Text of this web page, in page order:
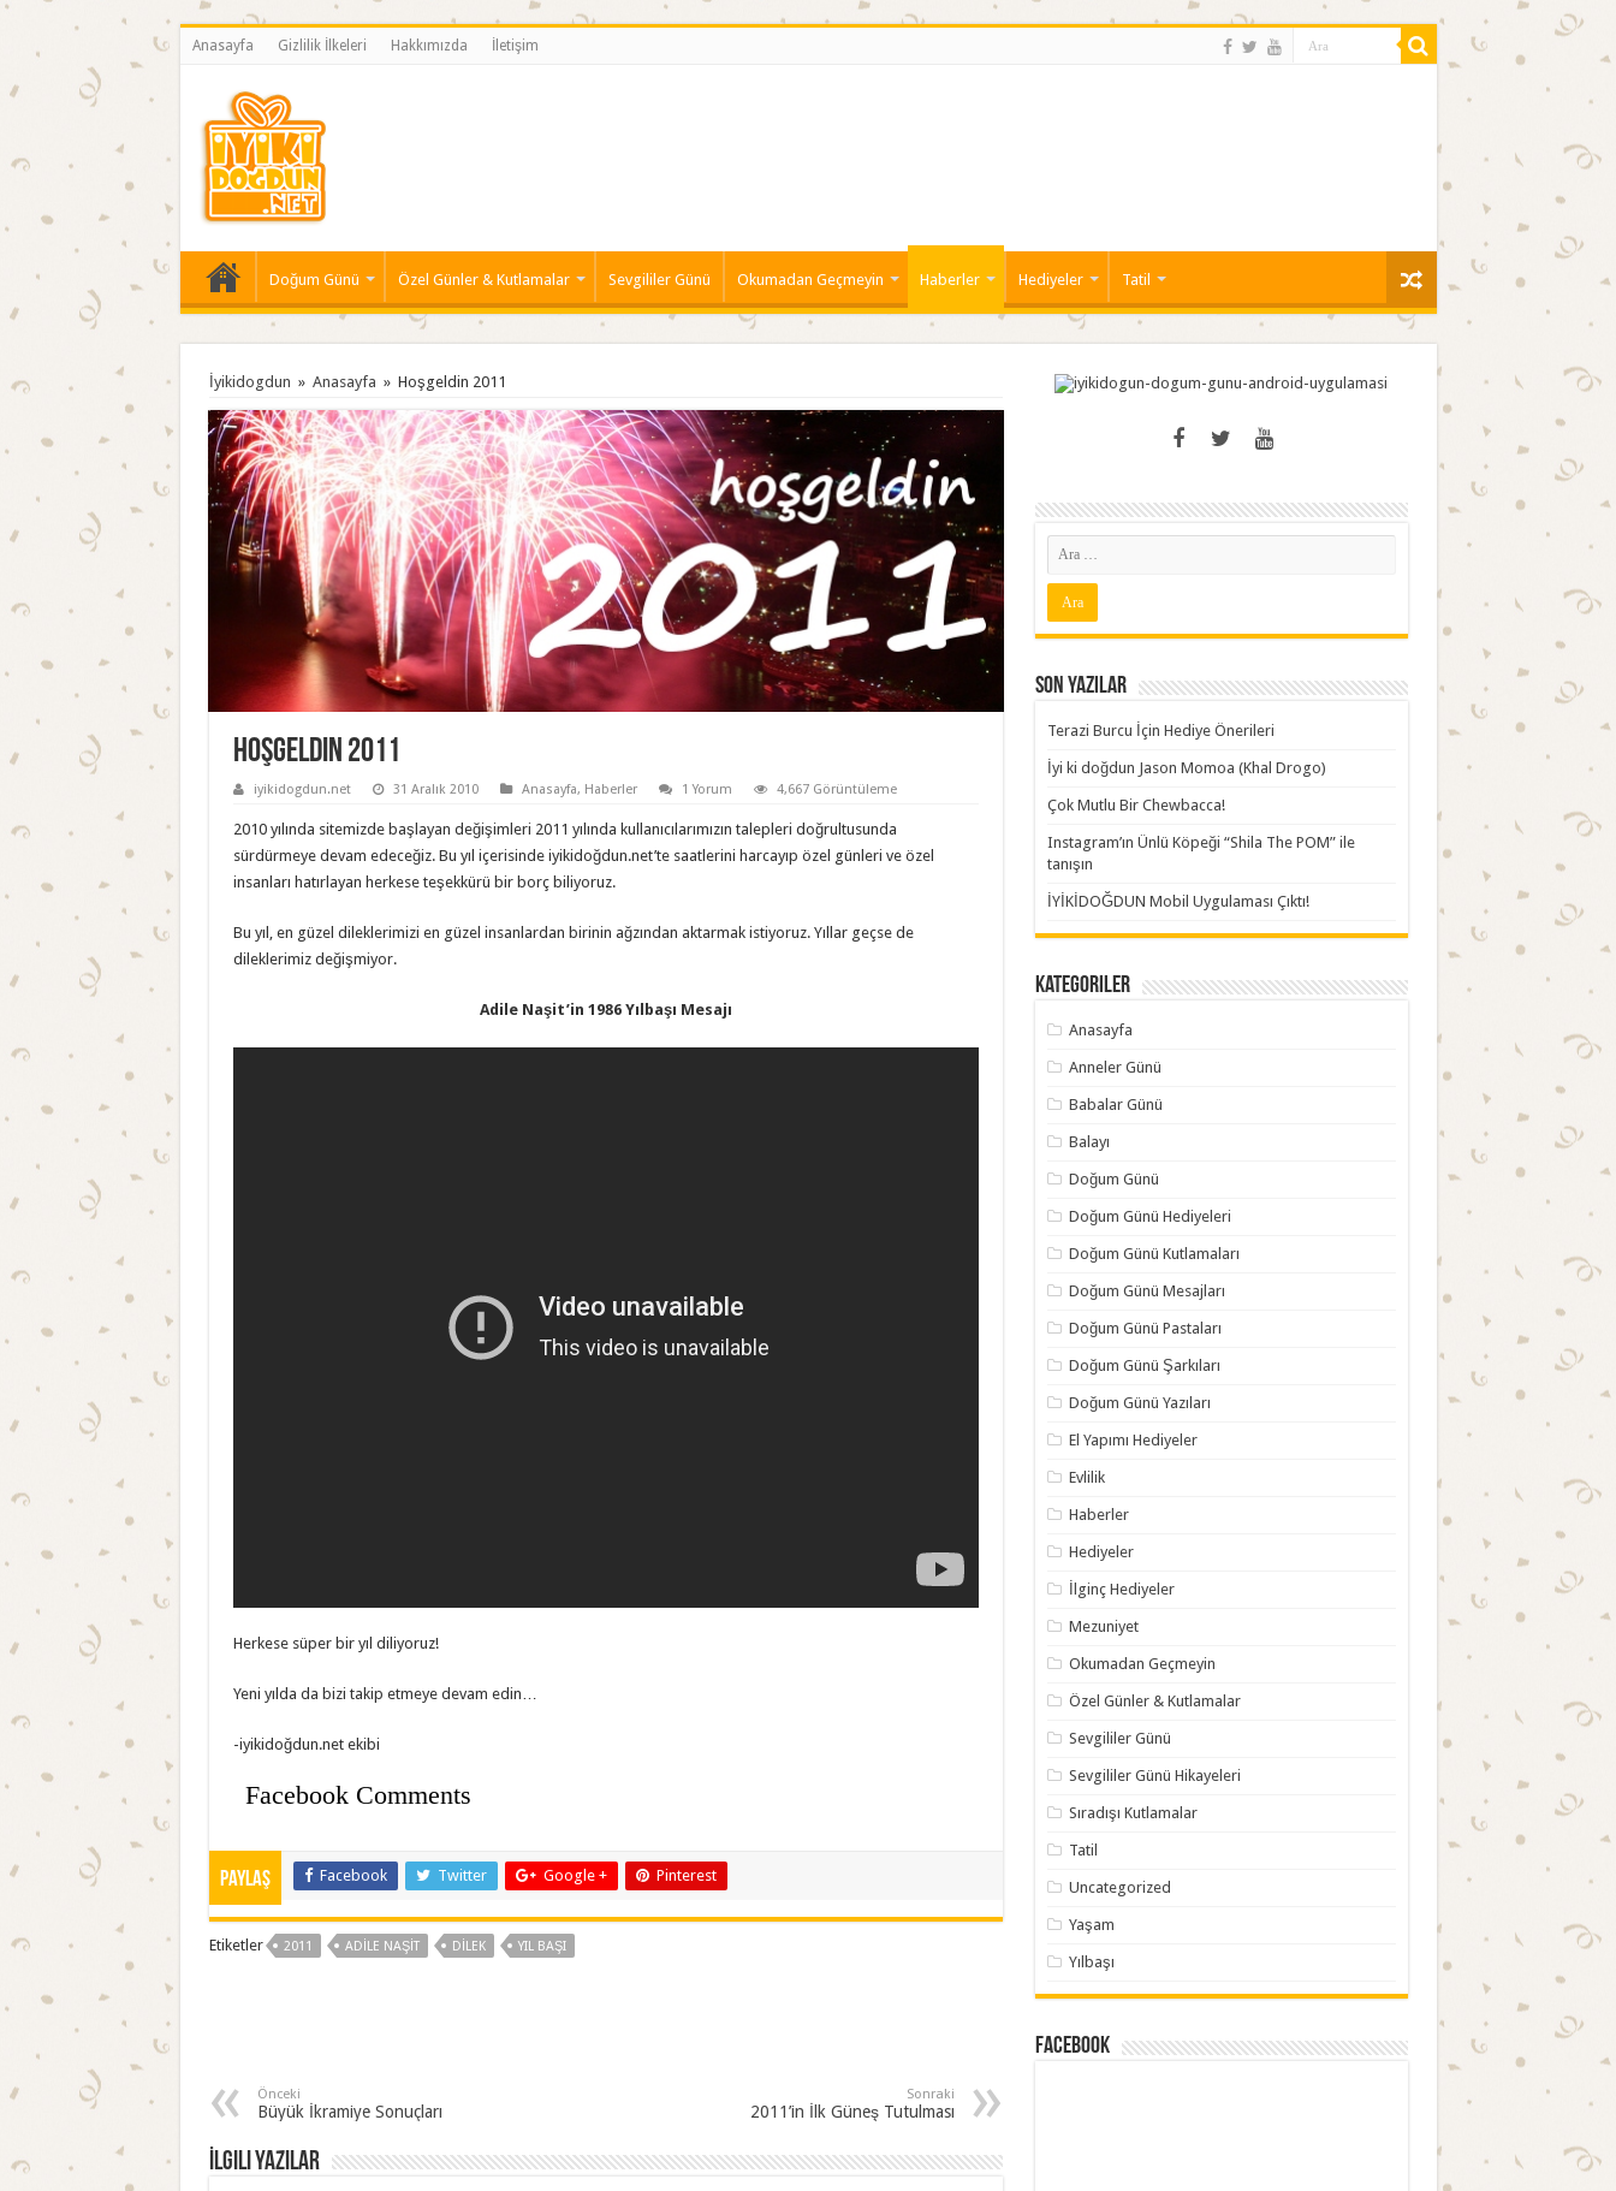
Anasayfa Gizlilik İlkeleri Hakkımızda İletişim
Doğum Günü Özel Günler & Kutlamalar Sevgililer Günü Okumadan Geçmeyin Haberler Hediyeler Tatil
İyikidogdun » Anasayfa » Hoşgeldin 2011
Hoşgeldin 2011
iyikidogdun.net 31 Aralık 2010 Anasayfa, Haberler 1 Yorum 4,667 Görüntüleme
2010 yılında sitemizde başlayan değişimleri 2011 yılında kullanıcılarımızın talepleri doğrultusunda
sürdürmeye devam edeceğiz. Bu yıl içerisinde iyikidoğdun.net’te saatlerini harcayıp özel günleri ve özel
insanları hatırlayan herkese teşekkürü bir borç biliyoruz.
Bu yıl, en güzel dileklerimizi en güzel insanlardan birinin ağzından aktarmak istiyoruz. Yıllar geçse de
dileklerimiz değişmiyor.
Adile Naşit’in 1986 Yılbaşı Mesajı
Herkese süper bir yıl diliyoruz!
Yeni yılda da bizi takip etmeye devam edin…
-iyikidoğdun.net ekibi
Facebook Comments
Paylaş Facebook Twitter Google + Pinterest
Etiketler 2011 ADILE NAŞIT DILEK YIL BAŞI
Önceki
Büyük İkramiye Sonuçları
Sonraki
2011’in İlk Güneş Tutulması
İlgili Yazılar
Son Yazılar
Terazi Burcu İçin Hediye Önerileri
İyi ki doğdun Jason Momoa (Khal Drogo)
Çok Mutlu Bir Chewbacca!
Instagram’ın Ünlü Köpeği “Shila The POM” ile
tanışın
İYİKİDOĞDUN Mobil Uygulaması Çıktı!
Kategoriler
Anasayfa
Anneler Günü
Babalar Günü
Balayı
Doğum Günü
Doğum Günü Hediyeleri
Doğum Günü Kutlamaları
Doğum Günü Mesajları
Doğum Günü Pastaları
Doğum Günü Şarkıları
Doğum Günü Yazıları
El Yapımı Hediyeler
Evlilik
Haberler
Hediyeler
İlginç Hediyeler
Mezuniyet
Okumadan Geçmeyin
Özel Günler & Kutlamalar
Sevgililer Günü
Sevgililer Günü Hikayeleri
Sıradışı Kutlamalar
Tatil
Uncategorized
Yaşam
Yılbaşı
Facebook